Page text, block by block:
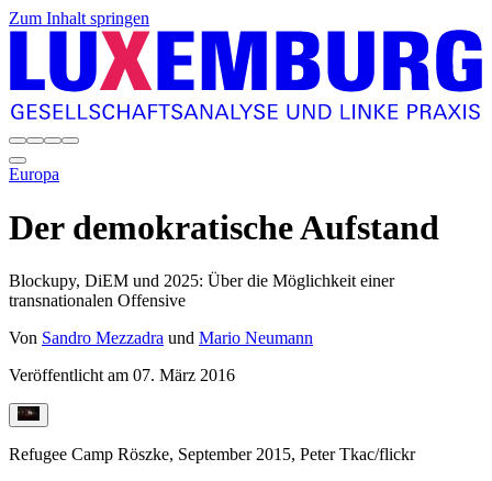
Zum Inhalt springen
Europa
Der demokratische Aufstand
Blockupy, DiEM und 2025: Über die Möglichkeit einer
transnationalen Offensive
Von Sandro Mezzadra und Mario Neumann
Veröffentlicht am 07. März 2016
Refugee Camp Röszke, September 2015, Peter Tkac/flickr